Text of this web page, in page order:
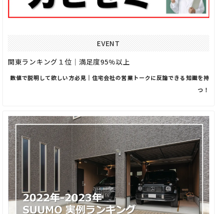
EVENT
関東ランキング１位｜満足度95%以上
数値で説明して欲しい方必見｜住宅会社の営業トークに反論できる知識を持
つ！